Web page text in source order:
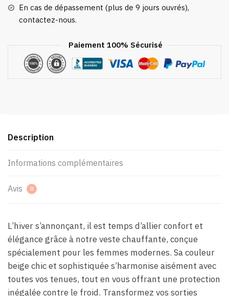
En cas de dépassement (plus de 9 jours ouvrés),
contactez-nous.
Paiement 100% Sécurisé
Description
Informations complémentaires
Avis 0
L’hiver s’annonçant, il est temps d’allier confort et
élégance grâce à notre veste chauffante, conçue
spécialement pour les femmes modernes. Sa couleur
beige chic et sophistiquée s’harmonise aisément avec
toutes vos tenues, tout en vous offrant une protection
inégalée contre le froid. Transformez vos sorties